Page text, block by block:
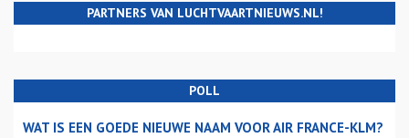
PARTNERS VAN LUCHTVAARTNIEUWS.NL!
POLL
WAT IS EEN GOEDE NIEUWE NAAM VOOR AIR FRANCE-KLM?